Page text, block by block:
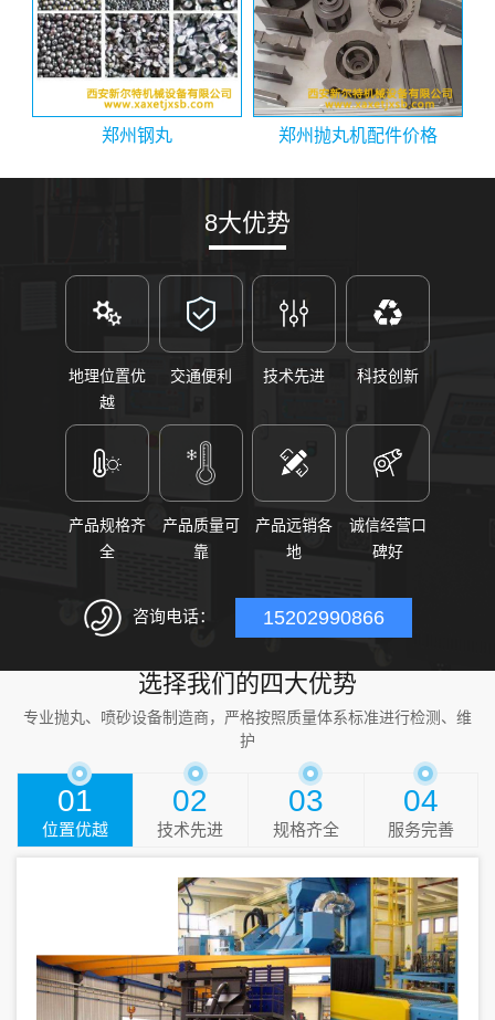
郑州钢丸 郑州抛丸机配件价格
8大优势
地理位置优
越
交通便利 技术先进 科技创新
产品规格齐
全
产品质量可
靠
产品远销各
地
诚信经营口
碑好
咨询电话： 15202990866
选择我们的四大优势
专业抛丸、喷砂设备制造商，严格按照质量体系标准进行检测、维
护
01
位置优越
02
技术先进
03
规格齐全
04
服务完善